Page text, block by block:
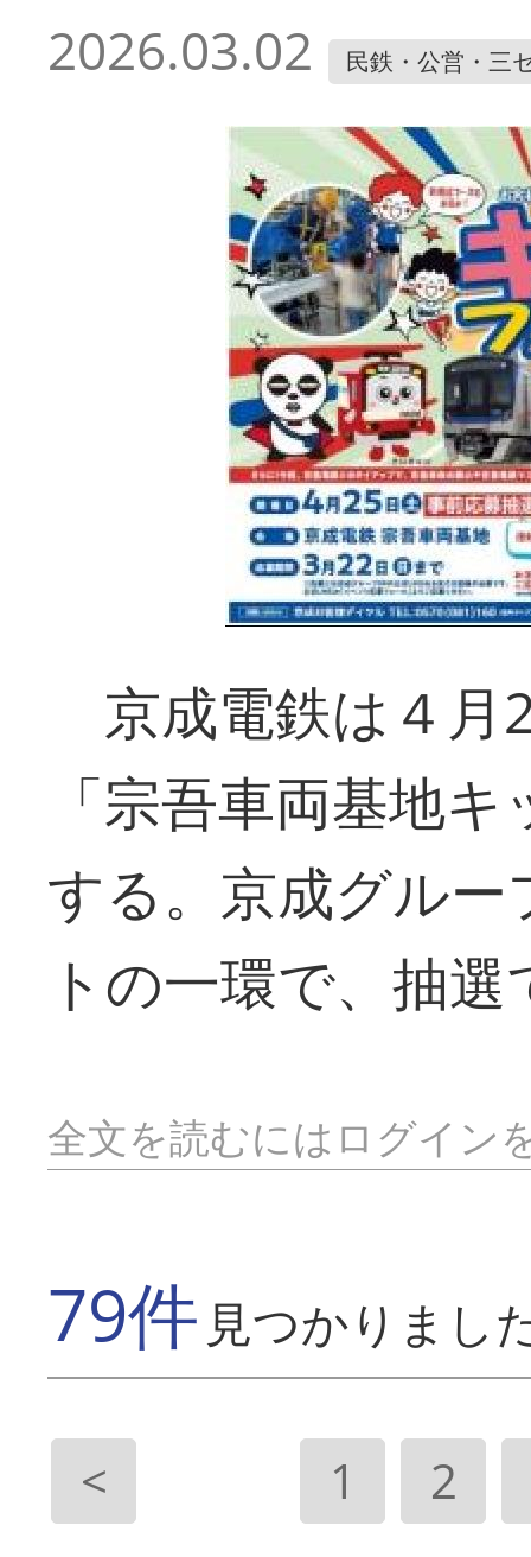
2026.03.02 民鉄・公営・三
京成電鉄は４月
「宗吾車両基地
する。京成グル
トの一環で、抽
全文を読むにはログイン
79件 見つかりまし
< 1 2